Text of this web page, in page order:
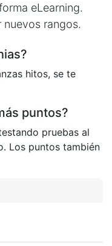
eLearning.
nuevos rangos.
hitos, se te
puntos?
pruebas al
Los puntos también